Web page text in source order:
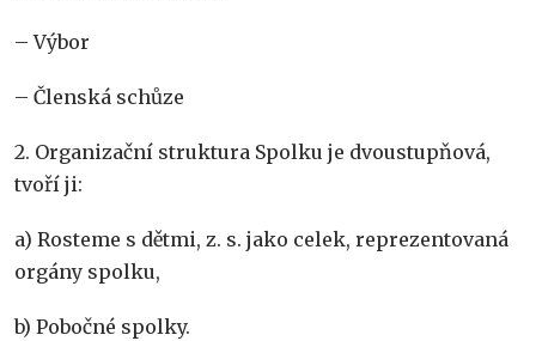
– Výbor
– Členská schůze
2. Organizační struktura Spolku je dvoustupňová,
tvoří ji:
a) Rosteme s dětmi, z. s. jako celek, reprezentovaná
orgány spolku,
b) Pobočné spolky.